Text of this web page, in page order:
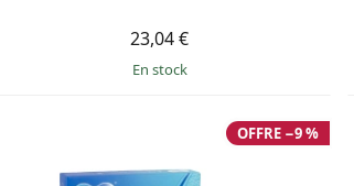
23,04 €
en stock
OFFRE −9 %